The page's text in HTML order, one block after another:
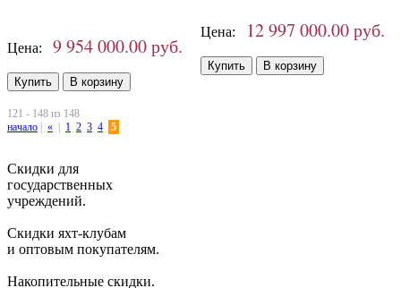
Цена: 9 954 000.00 руб.
Цена: 12 997 000.00 руб.
121 - 148 из 148
начало | « | 1 2 3 4 5
Скидки для
государственных
учреждений.
Скидки яхт-клубам
и оптовым покупателям.
Накопительные скидки.